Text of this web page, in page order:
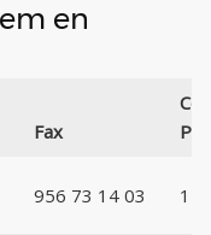
en
Fax
956 73 14 03